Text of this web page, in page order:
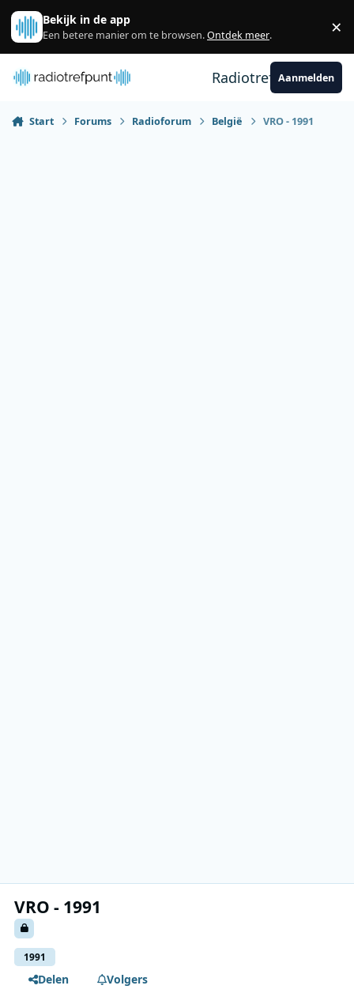
Spring naar bijdragen
Bekijk in de app
Een betere manier om te browsen.Ontdek meer. ×
RadiotrefpuntAanmelden
Start Forums Radioforum België VRO - 1991
VRO - 1991
1991
Delen
Volgers